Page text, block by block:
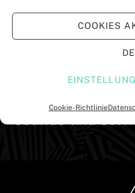
COOKIES
Cookie-Richtlinie